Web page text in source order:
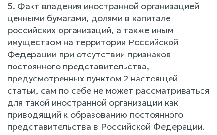
5. Факт владения иностранной организацией
ценными бумагами, долями в капитале
российских организаций, а также иным
имуществом на территории Российской
Федерации при отсутствии признаков
постоянного представительства,
предусмотренных пунктом 2 настоящей
статьи, сам по себе не может рассматриваться
для такой иностранной организации как
приводящий к образованию постоянного
представительства в Российской Федерации.